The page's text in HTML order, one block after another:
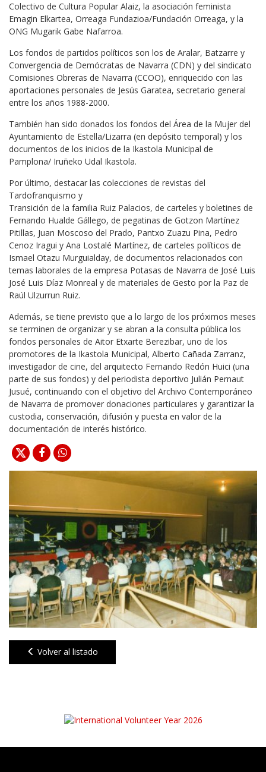
Colectivo de Cultura Popular Alaiz, la asociación feminista
Emagin Elkartea, Orreaga Fundazioa/Fundación Orreaga, y la
ONG Mugarik Gabe Nafarroa.
Los fondos de partidos políticos son los de Aralar, Batzarre y
Convergencia de Demócratas de Navarra (CDN) y del sindicato
Comisiones Obreras de Navarra (CCOO), enriquecido con las
aportaciones personales de Jesús Garatea, secretario general
entre los años 1988-2000.
También han sido donados los fondos del Área de la Mujer del
Ayuntamiento de Estella/Lizarra (en depósito temporal) y los
documentos de los inicios de la Ikastola Municipal de
Pamplona/ Iruñeko Udal Ikastola.
Por último, destacar las colecciones de revistas del
Tardofranquismo y
Transición de la familia Ruiz Palacios, de carteles y boletines de
Fernando Hualde Gállego, de pegatinas de Gotzon Martínez
Pitillas, Juan Moscoso del Prado, Pantxo Zuazu Pina, Pedro
Cenoz Iragui y Ana Lostalé Martínez, de carteles políticos de
Ismael Otazu Murguialday, de documentos relacionados con
temas laborales de la empresa Potasas de Navarra de José Luis
José Luis Díaz Monreal y de materiales de Gesto por la Paz de
Raúl Ulzurrun Ruiz.
Además, se tiene previsto que a lo largo de los próximos meses
se terminen de organizar y se abran a la consulta pública los
fondos personales de Aitor Etxarte Berezibar, uno de los
promotores de la Ikastola Municipal, Alberto Cañada Zarranz,
investigador de cine, del arquitecto Fernando Redón Huici (una
parte de sus fondos) y del periodista deportivo Julián Pernaut
Jusué, continuando con el objetivo del Archivo Contemporáneo
de Navarra de promover donaciones particulares y garantizar la
custodia, conservación, difusión y puesta en valor de la
documentación de interés histórico.
Volver al listado